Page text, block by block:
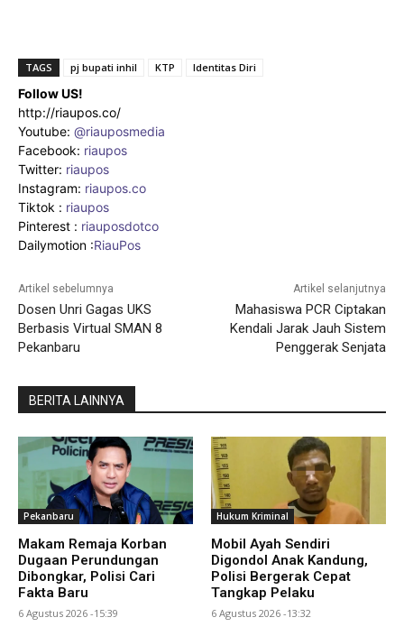
TAGS pj bupati inhil KTP Identitas Diri
Follow US!
http://riaupos.co/
Youtube: @riauposmedia
Facebook: riaupos
Twitter: riaupos
Instagram: riaupos.co
Tiktok : riaupos
Pinterest : riauposdotco
Dailymotion :RiauPos
Artikel sebelumnya
Dosen Unri Gagas UKS
Berbasis Virtual SMAN 8
Pekanbaru
Artikel selanjutnya
Mahasiswa PCR Ciptakan
Kendali Jarak Jauh Sistem
Penggerak Senjata
BERITA LAINNYA
Pekanbaru
Makam Remaja Korban
Dugaan Perundungan
Dibongkar, Polisi Cari
Fakta Baru
6 Agustus 2026 -15:39
Hukum Kriminal
Mobil Ayah Sendiri
Digondol Anak Kandung,
Polisi Bergerak Cepat
Tangkap Pelaku
6 Agustus 2026 -13:32